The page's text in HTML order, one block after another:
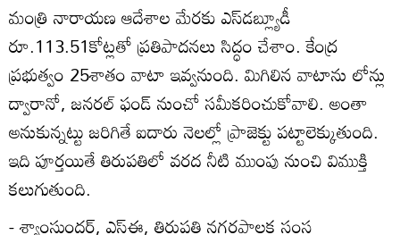
మంత్రి నారాయణ ఆదేశాల మేరకు ఎస్‌డబ్ల్యూడీ
రూ.113.51కోట్లతో ప్రతిపాదనలు సిద్ధం చేశాం. కేంద్ర
ప్రభుత్వం 25శాతం వాటా ఇవ్వనుంది. మిగిలిన వాటాను లోన్లు
ద్వారానో, జనరల్‌ ఫండ్‌ నుంచో సమీకరించుకోవాలి. అంతా
అనుకున్నట్టు జరిగితే ఐదారు నెలల్లో ప్రాజెక్టు పట్టాలెక్కుతుంది.
ఇది పూర్తయితే తిరుపతిలో వరద నీటి ముంపు నుంచి విముక్తి
కలుగుతుంది.
- శ్యాంసుందర్‌, ఎస్‌ఈ, తిరుపతి నగరపాలక సంస్థ